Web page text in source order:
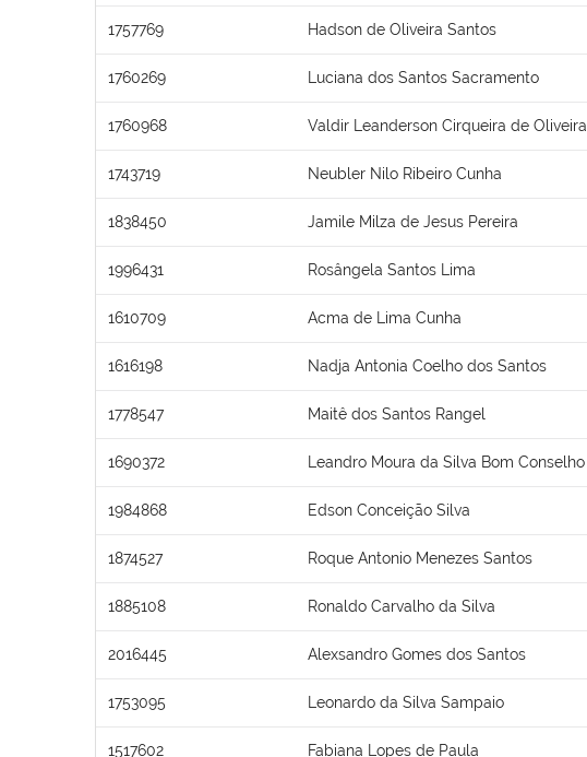
1757769 Hadson de Oliveira Santos
1760269 Luciana dos Santos Sacramento
1760968 Valdir Leanderson Cirqueira de Oliveira
1743719 Neubler Nilo Ribeiro Cunha
1838450 Jamile Milza de Jesus Pereira
1996431 Rosângela Santos Lima
1610709 Acma de Lima Cunha
1616198 Nadja Antonia Coelho dos Santos
1778547 Maitê dos Santos Rangel
1690372 Leandro Moura da Silva Bom Conselho
1984868 Edson Conceição Silva
1874527 Roque Antonio Menezes Santos
1885108 Ronaldo Carvalho da Silva
2016445 Alexsandro Gomes dos Santos
1753095 Leonardo da Silva Sampaio
1517602 Fabiana Lopes de Paula